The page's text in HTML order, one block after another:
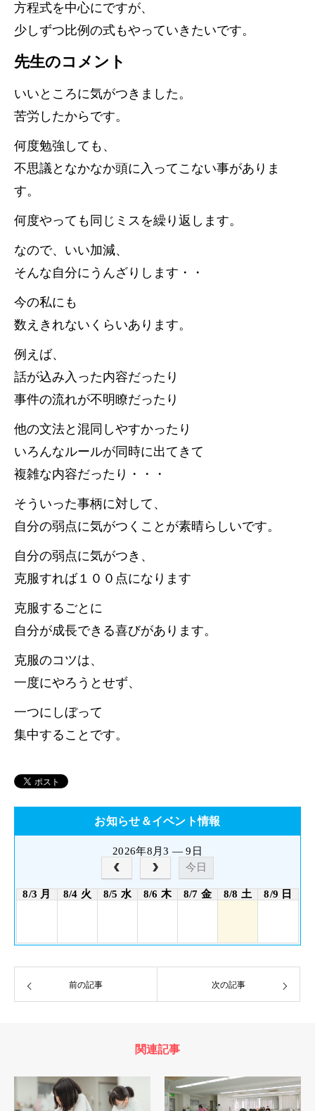
方程式を中心にですが、
少しずつ比例の式もやっていきたいです。
先生のコメント
いいところに気がつきました。
苦労したからです。
何度勉強しても、
不思議となかなか頭に入ってこない事がありま
す。
何度やっても同じミスを繰り返します。
なので、いい加減、
そんな自分にうんざりします・・
今の私にも
数えきれないくらいあります。
例えば、
話が込み入った内容だったり
事件の流れが不明瞭だったり
他の文法と混同しやすかったり
いろんなルールが同時に出てきて
複雑な内容だったり・・・
そういった事柄に対して、
自分の弱点に気がつくことが素晴らしいです。
自分の弱点に気がつき、
克服すれば１００点になります
克服するごとに
自分が成長できる喜びがあります。
克服のコツは、
一度にやろうとせず、
一つにしぼって
集中することです。
お知らせ＆イベント情報
2026年8月3 — 9日
今日
8/3 月 8/4 火 8/5 水 8/6 木 8/7 金 8/8 土 8/9 日
前の記事 次の記事
関連記事